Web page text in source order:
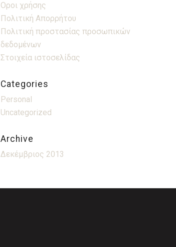
Οροι χρήσης
Πολιτική Απορρήτου
Πολιτική προστασίας προσωπικών
δεδομένων
Στοιχεία ιστοσελίδας
Categories
Personal
Uncategorized
Archive
Δεκέμβριος 2013